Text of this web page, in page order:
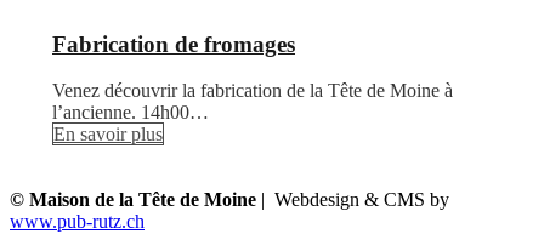
Fabrication de fromages
Venez découvrir la fabrication de la Tête de Moine à
l’ancienne. 14h00…
En savoir plus
© Maison de la Tête de Moine | Webdesign & CMS by
www.pub-rutz.ch